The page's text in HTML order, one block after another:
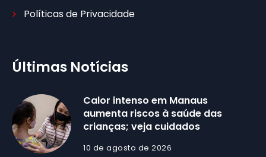
Políticas de Privacidade
Últimas Notícias
Calor intenso em Manaus
aumenta riscos à saúde das
crianças; veja cuidados
10 de agosto de 2026